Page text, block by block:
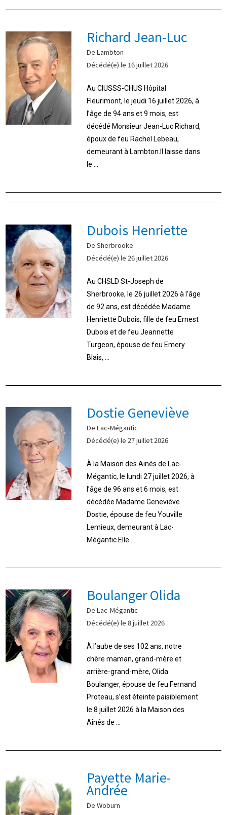
Richard Jean-Luc
De Lambton
Décédé(e) le 16 juillet 2026
Au CIUSSS-CHUS Hôpital
Fleurimont, le jeudi 16 juillet 2026, à
l’âge de 94 ans et 9 mois, est
décédé Monsieur Jean-Luc Richard,
époux de feu Rachel Lebeau,
demeurant à Lambton.Il laisse dans
le ...
Dubois Henriette
De Sherbrooke
Décédé(e) le 26 juillet 2026
Au CHSLD St-Joseph de
Sherbrooke, le 26 juillet 2026 à l’âge
de 92 ans, est décédée Madame
Henriette Dubois, fille de feu Ernest
Dubois et de feu Jeannette
Turgeon, épouse de feu Emery
Blais, ...
Dostie Geneviève
De Lac-Mégantic
Décédé(e) le 27 juillet 2026
À la Maison des Ainés de Lac-
Mégantic, le lundi 27 juillet 2026, à
l’âge de 96 ans et 6 mois, est
décédée Madame Geneviève
Dostie, épouse de feu Youville
Lemieux, demeurant à Lac-
Mégantic.Elle ...
Boulanger Olida
De Lac-Mégantic
Décédé(e) le 8 juillet 2026
À l’aube de ses 102 ans, notre
chère maman, grand-mère et
arrière-grand-mère, Olida
Boulanger, épouse de feu Fernand
Proteau, s’est éteinte paisiblement
le 8 juillet 2026 à la Maison des
Aînés de ...
Payette Marie-
Andrée
De Woburn